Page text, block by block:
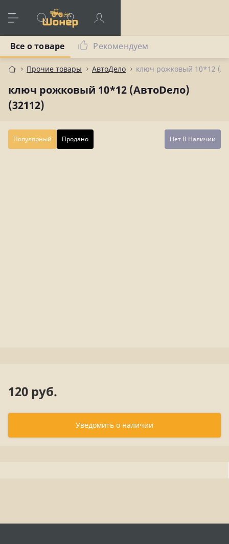
Прочие товары АвтоДело ключ рожковый 10*12
ключ рожковый 10*12 (АвтоDело)
(32112)
Все о товаре Рекомендуем
Популярный Продано Нет В Наличии
120 руб.
Уведомить о наличии